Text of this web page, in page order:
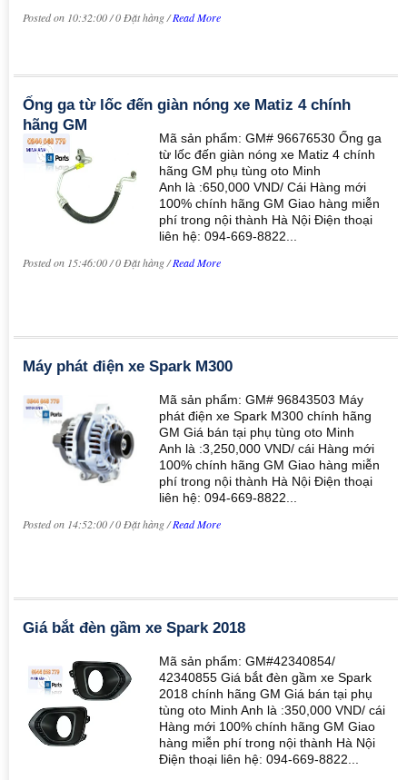
Posted on 10:32:00 / 0 Đặt hàng /Read More
Ống ga từ lốc đến giàn nóng xe Matiz 4 chính
hãng GM
Mã sản phẩm: GM# 96676530 Ống ga
từ lốc đến giàn nóng xe Matiz 4 chính
hãng GM phụ tùng oto Minh
Anh là :650,000 VND/ Cái Hàng mới
100% chính hãng GM Giao hàng miễn
phí trong nội thành Hà Nội Điện thoại
liên hệ: 094-669-8822...
Posted on 15:46:00 / 0 Đặt hàng /Read More
Máy phát điện xe Spark M300
Mã sản phẩm: GM# 96843503 Máy
phát điện xe Spark M300 chính hãng
GM Giá bán tại phụ tùng oto Minh
Anh là :3,250,000 VND/ cái Hàng mới
100% chính hãng GM Giao hàng miễn
phí trong nội thành Hà Nội Điện thoại
liên hệ: 094-669-8822...
Posted on 14:52:00 / 0 Đặt hàng /Read More
Giá bắt đèn gầm xe Spark 2018
Mã sản phẩm: GM#42340854/
42340855 Giá bắt đèn gầm xe Spark
2018 chính hãng GM Giá bán tại phụ
tùng oto Minh Anh là :350,000 VND/ cái
Hàng mới 100% chính hãng GM Giao
hàng miễn phí trong nội thành Hà Nội
Điện thoại liên hệ: 094-669-8822...